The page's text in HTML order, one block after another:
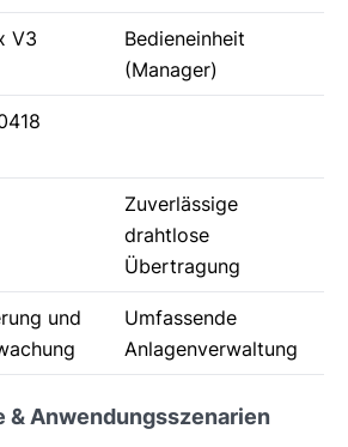
V3
Bedieneinheit
(Manager)
Zuverlässige
drahtlose
Übertragung
und
Umfassende
Anlagenverwaltung
& Anwendungsszenarien